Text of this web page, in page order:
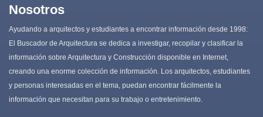
Nosotros
Ayudando a arquitectos y estudiantes a encontrar información desde 1998:
El Buscador de Arquitectura se dedica a investigar, recopilar y clasificar la
información sobre Arquitectura y Construcción disponible en Internet,
creando una enorme colección de información. Los arquitectos, estudiantes
y personas interesadas en el tema, puedan encontrar fácilmente la
información que necesitan para su trabajo o entretenimiento.